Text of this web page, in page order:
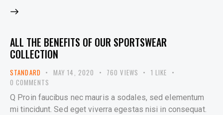
ALL THE BENEFITS OF OUR SPORTSWEAR
COLLECTION
STANDARD MAY 14, 2020 760 VIEWS 1 LIKE
0 COMMENTS
Q Proin faucibus nec mauris a sodales, sed elementum
mi tincidunt. Sed eget viverra egestas nisi in consequat.